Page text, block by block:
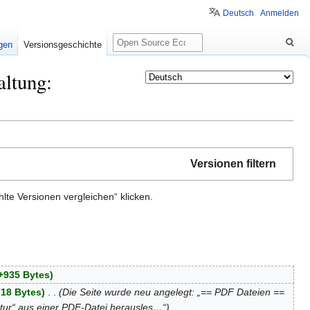
Versionen filtern
Versionen vergleichen“ klicken.
Bytes
Bytes
Die Seite wurde neu angelegt: „== PDF Dateien ==
aus einer PDF-Datei herausles…“
Deutsch Anmelden
Versionsgeschichte
Suche